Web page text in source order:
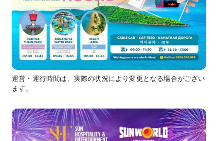
運営・運行時間は、実際の状況により変更となる場合がござい
ます。